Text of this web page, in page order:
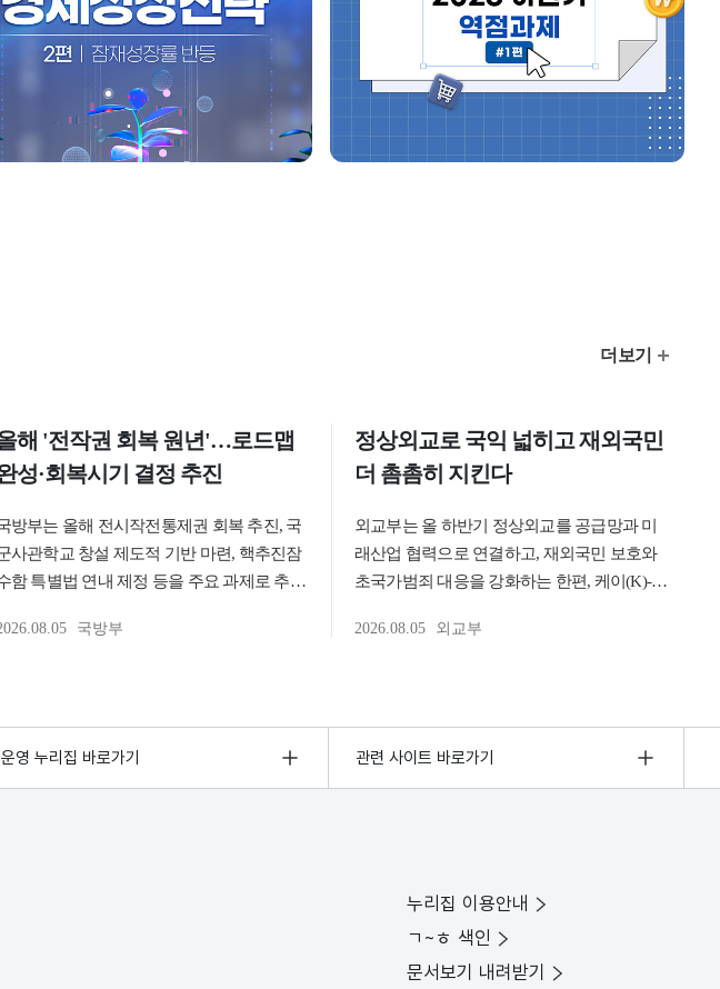
운영 누리집 바로가기 관련 사이트 바로가기
누리집 이용안내
ㄱ~ㅎ 색인
문서보기 내려받기